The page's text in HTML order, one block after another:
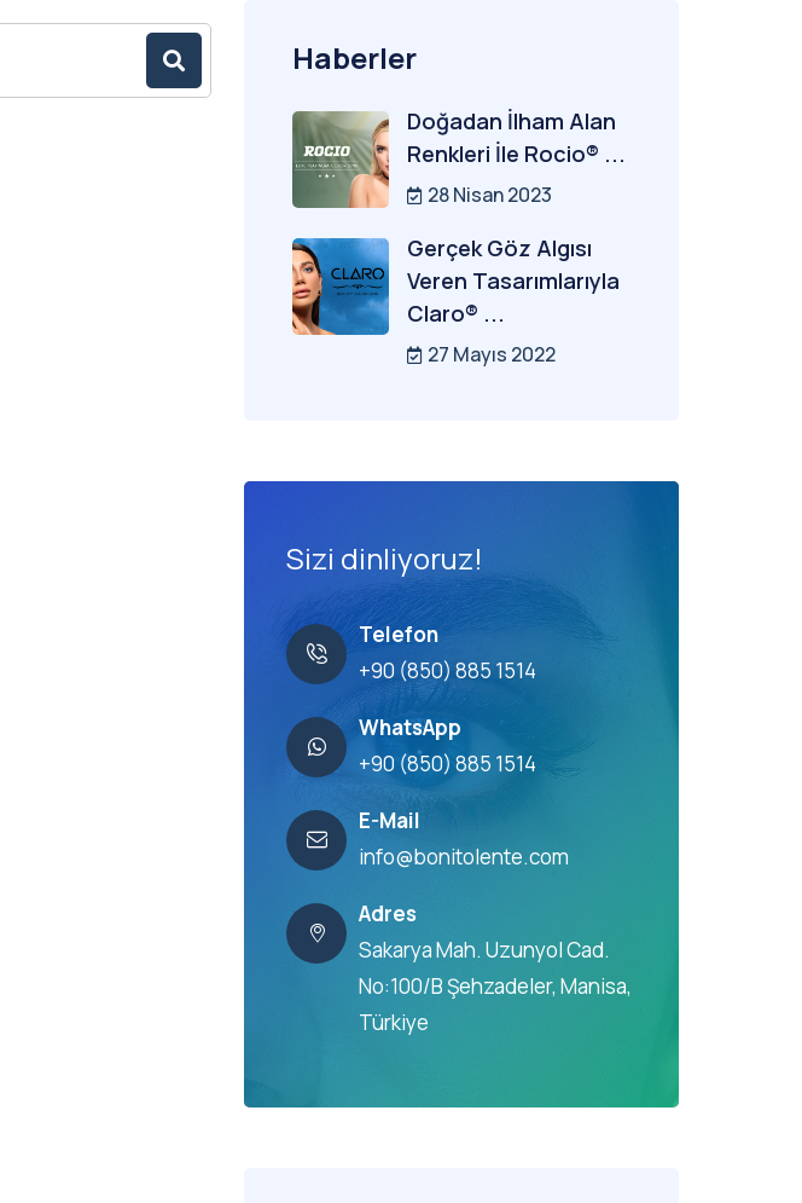
Haberler
Doğadan İlham Alan
Renkleri İle Rocio® ...
28 Nisan 2023
Gerçek Göz Algısı
Veren Tasarımlarıyla
Claro® ...
27 Mayıs 2022
Sizi dinliyoruz!
Telefon
+90 (850) 885 1514
WhatsApp
+90 (850) 885 1514
E-Mail
info@bonitolente.com
Adres
Sakarya Mah. Uzunyol Cad.
No:100/B Şehzadeler, Manisa,
Türkiye